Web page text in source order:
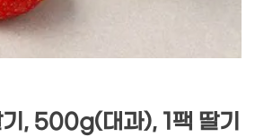
, 500g(대과), 1팩 딸기